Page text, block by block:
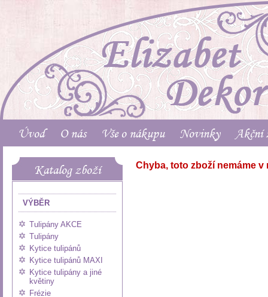
Úvod O nás Vše o nákupu Novinky Akční
Katalog zboží
VÝBĚR
Tulipány AKCE
Tulipány
Kytice tulipánů
Kytice tulipánů MAXI
Kytice tulipány a jiné
květiny
Frézie
Chyba, toto zboží nemáme v